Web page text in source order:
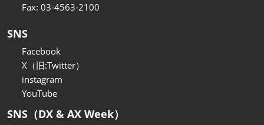
Fax: 03-4563-2100
SNS
Facebook
X（旧:Twitter）
instagram
YouTube
SNS（DX & AX Week）